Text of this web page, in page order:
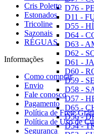
D76 -
D11 -
D55 -
D64 -
D63 -
D62 -
D61 -
D60 -
D59 -
D58 -
D57 -
D65 -
D56 -
D54 -
Cris Poletto
Estonados
Tricoline
Sazonais
RÉGUAS
Informações
Como comprar
Envio
Fale conosco
Pagamento
Política de Frete
Política de Uso de
Seguranca